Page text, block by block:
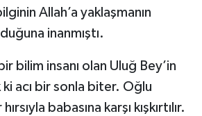
Allah’a yaklaşmanın
inanmıştı.
bilim insanı olan Uluğ Bey’in
ki acı bir sonla biter. Oğlu
babasına karşı kışkırtılır.